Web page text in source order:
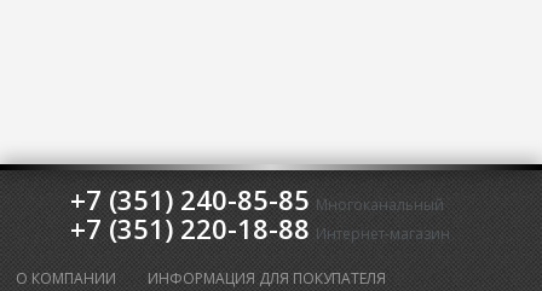
+7 (351) 240-85-85 Многоканальный
+7 (351) 220-18-88 Интернет-магазин
О КОМПАНИИ
ИНФОРМАЦИЯ ДЛЯ ПОКУПАТЕЛЯ